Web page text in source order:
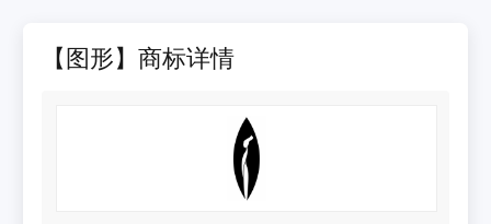
【图形】商标详情